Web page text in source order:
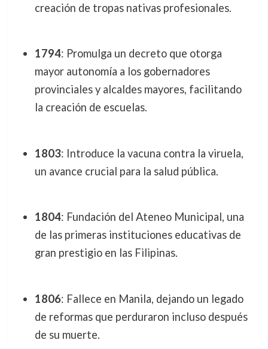
creación de tropas nativas profesionales.
1794: Promulga un decreto que otorga
mayor autonomía a los gobernadores
provinciales y alcaldes mayores, facilitando
la creación de escuelas.
1803: Introduce la vacuna contra la viruela,
un avance crucial para la salud pública.
1804: Fundación del Ateneo Municipal, una
de las primeras instituciones educativas de
gran prestigio en las Filipinas.
1806: Fallece en Manila, dejando un legado
de reformas que perduraron incluso después
de su muerte.